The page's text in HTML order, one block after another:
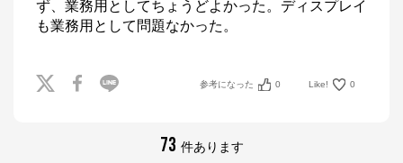
ず、業務用としてちょうどよかった。ディスプレイ
も業務用として問題なかった。
参考になった 0 Like! 0
73 件あります
公式ECサイト
※外部サイトが開きます
マウスコンピューターは、お客様のご利用目的・ご予